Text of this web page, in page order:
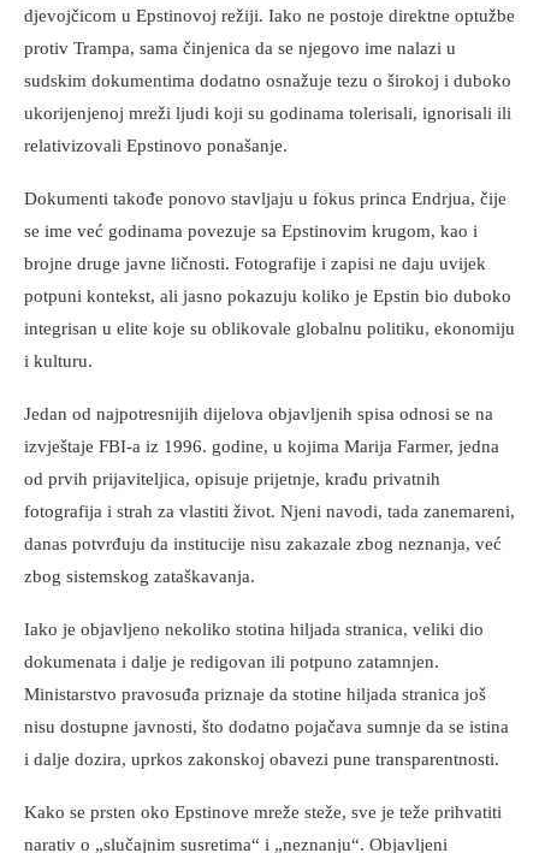
djevojčicom u Epstinovoj režiji. Iako ne postoje direktne optužbe
protiv Trampa, sama činjenica da se njegovo ime nalazi u
sudskim dokumentima dodatno osnažuje tezu o širokoj i duboko
ukorijenjenoj mreži ljudi koji su godinama tolerisali, ignorisali ili
relativizovali Epstinovo ponašanje.
Dokumenti takođe ponovo stavljaju u fokus princa Endrjua, čije
se ime već godinama povezuje sa Epstinovim krugom, kao i
brojne druge javne ličnosti. Fotografije i zapisi ne daju uvijek
potpuni kontekst, ali jasno pokazuju koliko je Epstin bio duboko
integrisan u elite koje su oblikovale globalnu politiku, ekonomiju
i kulturu.
Jedan od najpotresnijih dijelova objavljenih spisa odnosi se na
izvještaje FBI-a iz 1996. godine, u kojima Marija Farmer, jedna
od prvih prijaviteljica, opisuje prijetnje, krađu privatnih
fotografija i strah za vlastiti život. Njeni navodi, tada zanemareni,
danas potvrđuju da institucije nisu zakazale zbog neznanja, već
zbog sistemskog zataškavanja.
Iako je objavljeno nekoliko stotina hiljada stranica, veliki dio
dokumenata i dalje je redigovan ili potpuno zatamnjen.
Ministarstvo pravosuđa priznaje da stotine hiljada stranica još
nisu dostupne javnosti, što dodatno pojačava sumnje da se istina
i dalje dozira, uprkos zakonskoj obavezi pune transparentnosti.
Kako se prsten oko Epstinove mreže steže, sve je teže prihvatiti
narativ o „slučajnim susretima“ i „neznanju“. Objavljeni